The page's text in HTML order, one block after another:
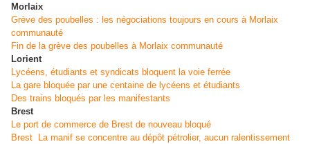
Morlaix
Grève des poubelles : les négociations toujours en cours à Morlaix
communauté
Fin de la grève des poubelles à Morlaix communauté
Lorient
Lycéens, étudiants et syndicats bloquent la voie ferrée
La gare bloquée par une centaine de lycéens et étudiants
Des trains bloqués par les manifestants
Brest
Le port de commerce de Brest de nouveau bloqué
Brest
La manif se concentre au dépôt pétrolier, aucun ralentissement